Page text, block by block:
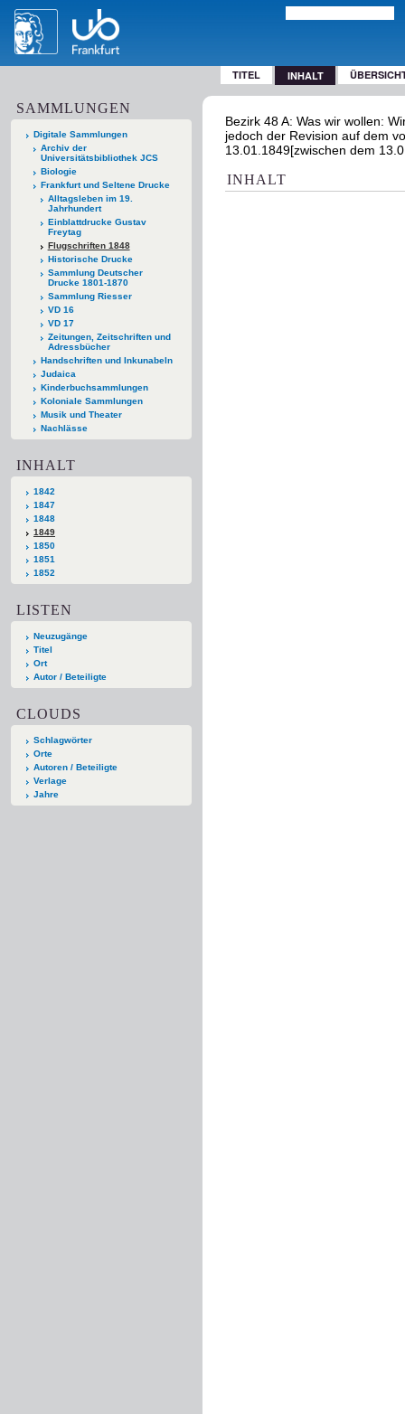
TITEL INHALT
SAMMLUNGEN
Digitale Sammlungen
Archiv der
Universitätsbibliothek JCS
Biologie
Frankfurt und Seltene Drucke
Alltagsleben im 19.
Jahrhundert
Einblattdrucke Gustav
Freytag
Flugschriften 1848
Historische Drucke
Sammlung Deutscher
Drucke 1801-1870
Sammlung Riesser
VD 16
VD 17
Zeitungen, Zeitschriften und
Adressbücher
Handschriften und Inkunabeln
Judaica
Kinderbuchsammlungen
Koloniale Sammlungen
Musik und Theater
Nachlässe
INHALT
1842
1847
1848
1849
1850
1851
1852
LISTEN
Neuzugänge
Titel
Ort
Autor / Beteiligte
CLOUDS
Schlagwörter
Orte
Autoren / Beteiligte
Verlage
Jahre
Bezirk 48 A: Was wir wollen:
jedoch der Revision auf dem
13.01.1849[zwischen dem
INHALT